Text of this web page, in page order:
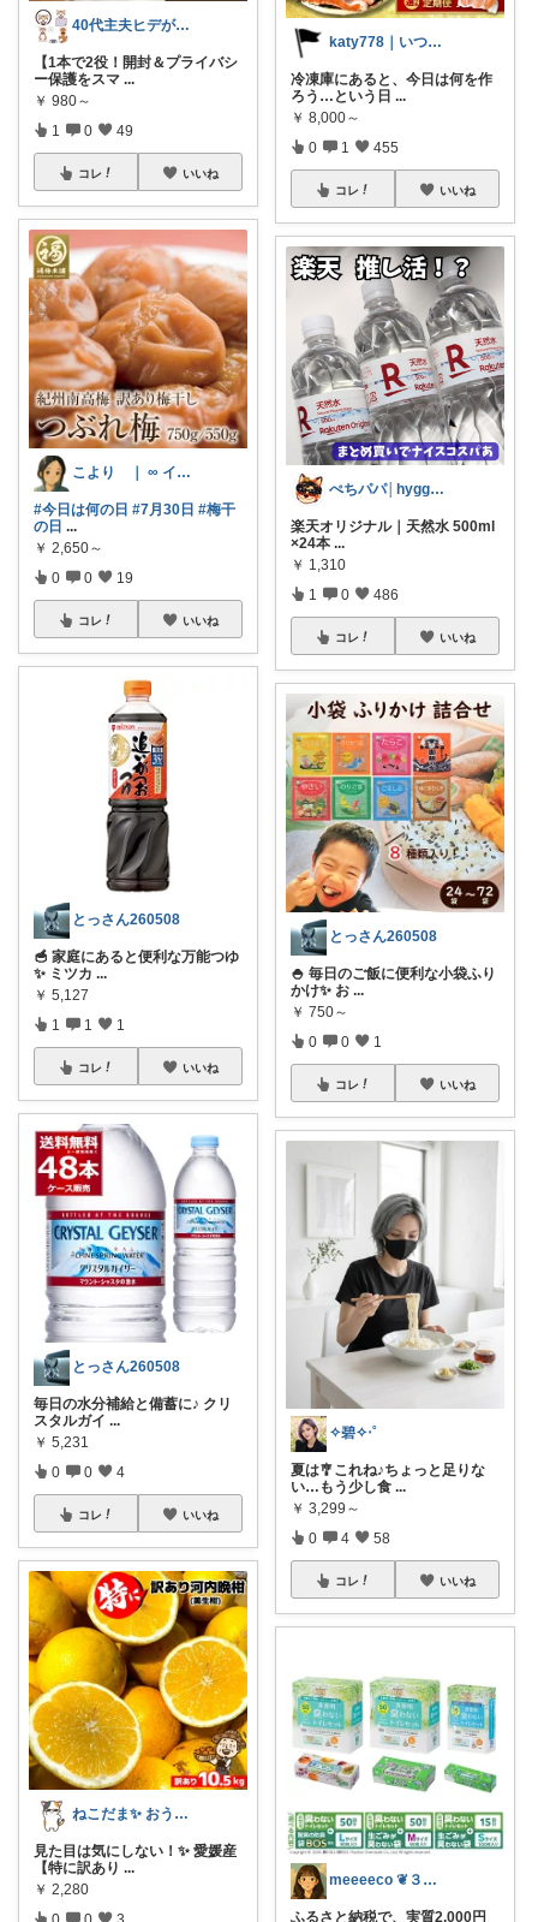
40代主夫ヒデが選ぶ暮らしの逸品
【1本で2役！開封＆プライバシ
ー保護をスマ ...
￥ 980～
1 0 49
コレ いいね
こより ｜ ∞ イヤイライケレ ∞
#今日は何の日 #7月30日 #梅干
の日 ...
￥ 2,650～
0 0 19
コレ いいね
とっさん260508
🥣 家庭にあると便利な万能つゆ
✨ ミツカ ...
￥ 5,127
1 1 1
コレ いいね
とっさん260508
毎日の水分補給と備蓄に♪ クリ
スタルガイ ...
￥ 5,231
0 0 4
コレ いいね
ねこだま✨ おうち時間充実ROOM🐾
見た目は気にしない！✨ 愛媛産
【特に訳あり ...
￥ 2,280
0 0 3
katy778｜いつも有難うございます✨
冷凍庫にあると、今日は何を作
ろう…という日 ...
￥ 8,000～
0 1 455
コレ いいね
ぺちパパ│hyggeにコレいいね🌿
楽天オリジナル｜天然水 500ml
×24本 ...
￥ 1,310
1 0 486
コレ いいね
とっさん260508
🍚 毎日のご飯に便利な小袋ふり
かけ✨ お ...
￥ 750～
0 0 1
コレ いいね
✧碧✧‧˚
夏は🎐これね♪ちょっと足りな
い…もう少し食 ...
￥ 3,299～
0 4 58
コレ いいね
meeeeco ❦３児ママ ❦
ふるさと納税で、実質2,000円